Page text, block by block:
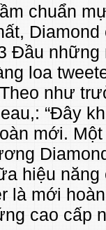
chuẩn
Đầu những
loa
như
“Đây
mới.
hiệu
là mới
cao cấp